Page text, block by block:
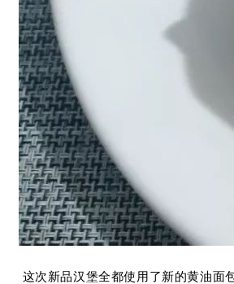
这次新品汉堡全都使用了新的黄油